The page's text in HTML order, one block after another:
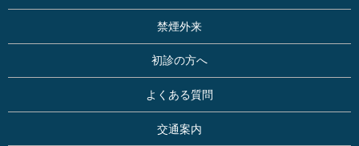
禁煙外来
初診の方へ
よくある質問
交通案内